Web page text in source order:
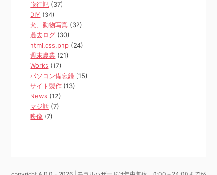
旅行記 (37)
DIY (34)
犬、動物写真 (32)
過去ログ (30)
html,css,php (24)
週末農業 (21)
Works (17)
パソコン備忘録 (15)
サイト製作 (13)
News (12)
マジ話 (7)
映像 (7)